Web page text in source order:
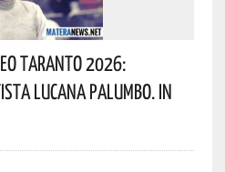
Taranto 2026:
Lucana Palumbo. In